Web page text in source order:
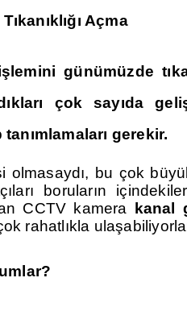
Açma
günümüzde
çok sayıda
gerekir.
olmasaydı, bu çok
boruların
CCTV kamera
kanal
rahatlıkla